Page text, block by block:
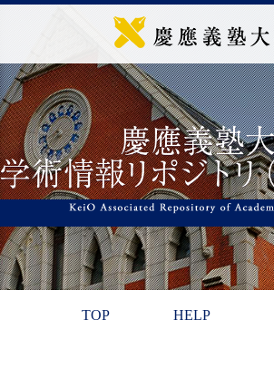
TOP HELP